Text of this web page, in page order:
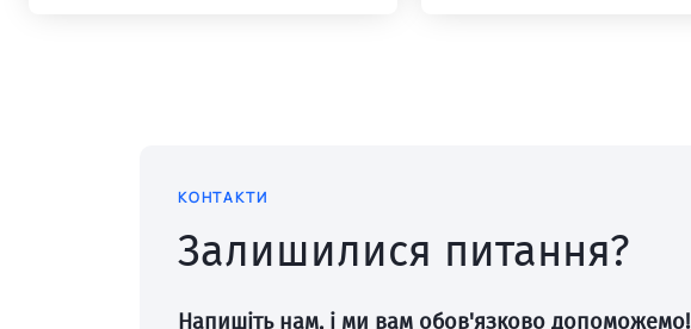
КОНТАКТИ
Залишилися питання?
Напишіть нам, і ми вам обов'язково допоможемо!